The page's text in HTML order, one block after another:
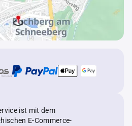
ist mit dem
E-Commerce-